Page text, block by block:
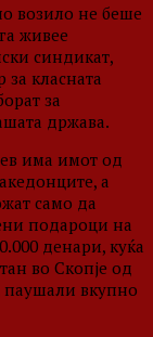
возило не беше
живее
синдикат,
класната
за
држава.
има имот од
а
само да
подароци на
денари, куќа
во Скопје од
паушали вкупно